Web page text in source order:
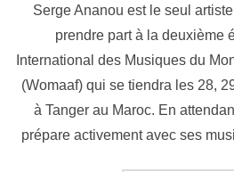
Serge Ananou est le seul
prendre part à la deuxième
International des Musiques du
(Womaaf) qui se tiendra les 28,
à Tanger au Maroc. En
prépare activement avec ses